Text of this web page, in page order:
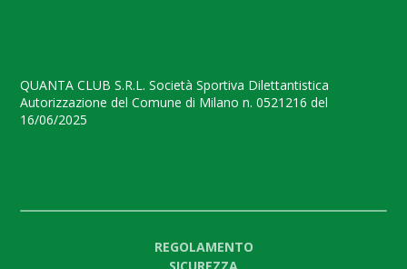
QUANTA CLUB S.R.L. Società Sportiva Dilettantistica
Autorizzazione del Comune di Milano n. 0521216 del
16/06/2025
REGOLAMENTO